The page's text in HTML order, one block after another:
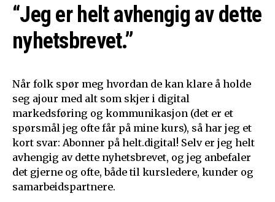
“Jeg er helt avhengig av dette
nyhetsbrevet.”
Når folk spør meg hvordan de kan klare å holde
seg ajour med alt som skjer i digital
markedsføring og kommunikasjon (det er et
spørsmål jeg ofte får på mine kurs), så har jeg et
kort svar: Abonner på helt.digital! Selv er jeg helt
avhengig av dette nyhetsbrevet, og jeg anbefaler
det gjerne og ofte, både til kursledere, kunder og
samarbeidspartnere.